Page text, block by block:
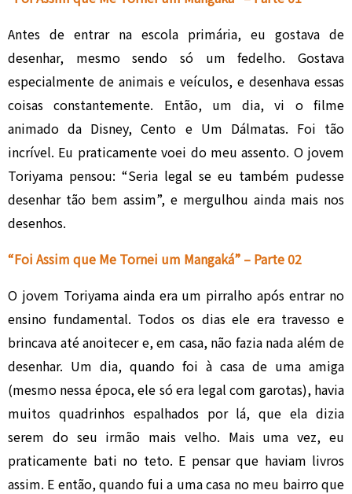
Antes de entrar na escola primária, eu gostava de
desenhar, mesmo sendo só um fedelho. Gostava
especialmente de animais e veículos, e desenhava essas
coisas constantemente. Então, um dia, vi o filme
animado da Disney, Cento e Um Dálmatas. Foi tão
incrível. Eu praticamente voei do meu assento. O jovem
Toriyama pensou: “Seria legal se eu também pudesse
desenhar tão bem assim”, e mergulhou ainda mais nos
desenhos.
“Foi Assim que Me Tornei um Mangaká” – Parte 02
O jovem Toriyama ainda era um pirralho após entrar no
ensino fundamental. Todos os dias ele era travesso e
brincava até anoitecer e, em casa, não fazia nada além de
desenhar. Um dia, quando foi à casa de uma amiga
(mesmo nessa época, ele só era legal com garotas), havia
muitos quadrinhos espalhados por lá, que ela dizia
serem do seu irmão mais velho. Mais uma vez, eu
praticamente bati no teto. E pensar que haviam livros
assim. E então, quando fui a uma casa no meu bairro que